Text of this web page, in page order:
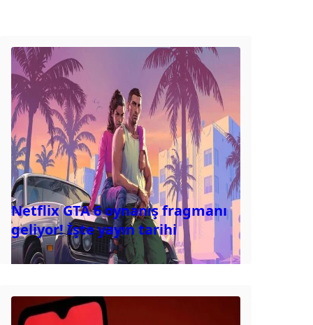
Netflix GTA 6 oynanış fragmanı
geliyor! İşte yayın tarihi